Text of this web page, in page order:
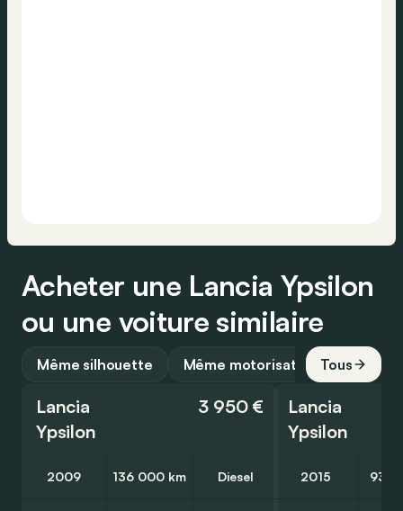
Acheter une Lancia Ypsilon
ou une voiture similaire
Même silhouette Même motorisation Tous
Lancia
Ypsilon
3 950 €
2009 136 000 km Diesel
Lancia
Ypsilon
2015 93